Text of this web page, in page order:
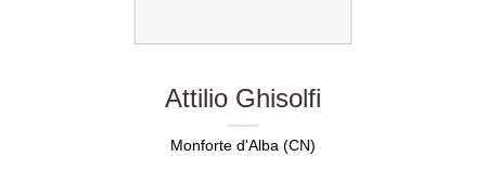
Attilio Ghisolfi
Monforte d'Alba (CN)